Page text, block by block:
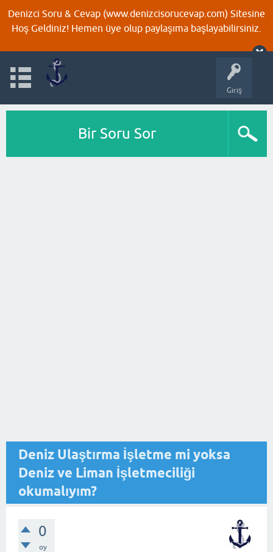
Denizci Soru & Cevap (www.denizcisorucevap.com) Sitesine
Hoş Geldiniz! Hemen üye olup paylaşıma başlayabilirsiniz.
Giriş
Bir Soru Sor
Deniz Ulaştırma İşletme mi yoksa
Deniz ve Liman İşletmeciliği
okumalıyım?
0
oy